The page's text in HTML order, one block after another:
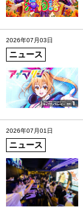
2026年07月03日
ニュース
2026年07月01日
ニュース